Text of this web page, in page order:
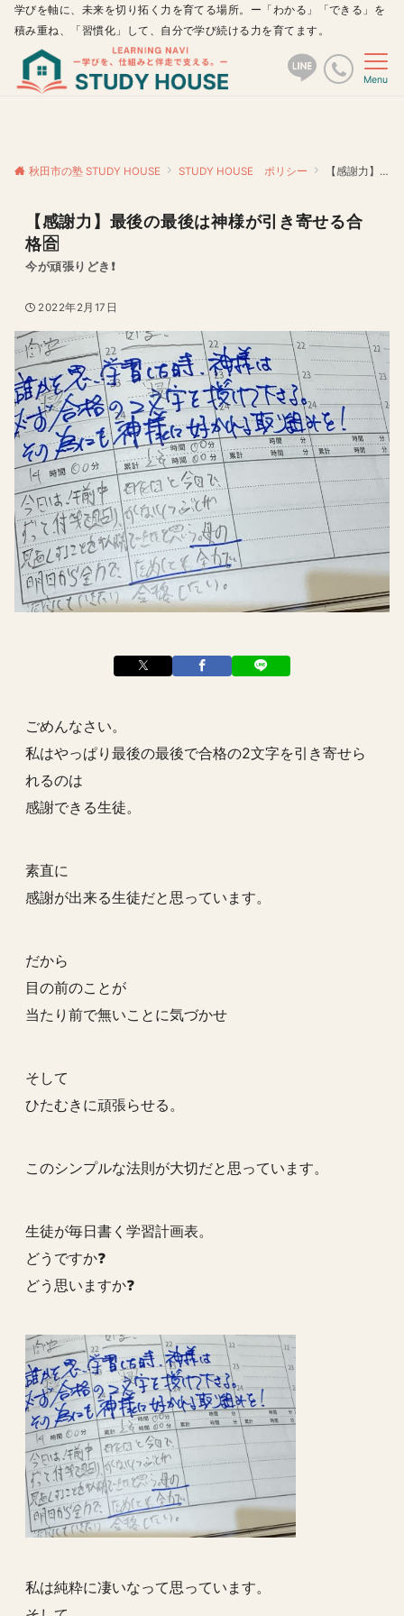
学びを軸に、未来を切り拓く力を育てる場所。ー「わかる」「できる」を
積み重ね、「習慣化」して、自分で学び続ける力を育てます。
Menu
秋田市の塾 STUDY HOUSE STUDY HOUSE ポリシー 【感謝力】最後の最後は神様が引き寄せる合格🈴
【感謝力】最後の最後は神様が引き寄せる合
格🈴
今が頑張りどき❗️
2022年2月17日
ごめんなさい。
私はやっぱり最後の最後で合格の2文字を引き寄せら
れるのは
感謝できる生徒。
素直に
感謝が出来る生徒だと思っています。
だから
目の前のことが
当たり前で無いことに気づかせ
そして
ひたむきに頑張らせる。
このシンプルな法則が大切だと思っています。
生徒が毎日書く学習計画表。
どうですか❓
どう思いますか❓
私は純粋に凄いなって思っています。